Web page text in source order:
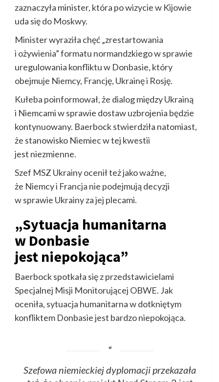
zaznaczyła minister, która po wizycie w Kijowie
uda się do Moskwy.
Minister wyraziła chęć „zrestartowania
i ożywienia” formatu normandzkiego w sprawie
uregulowania konfliktu w Donbasie, który
obejmuje Niemcy, Francję, Ukrainę i Rosję.
Kułeba poinformował, że dialog między Ukrainą
i Niemcami w sprawie dostaw uzbrojenia będzie
kontynuowany. Baerbock stwierdziła natomiast,
że stanowisko Niemiec w tej kwestii
jest niezmienne.
Szef MSZ Ukrainy ocenił też jako ważne,
że Niemcy i Francja nie podejmują decyzji
w sprawie Ukrainy za jej plecami.
„Sytuacja humanitarna
w Donbasie
jest niepokojąca”
Baerbock spotkała się z przedstawicielami
Specjalnej Misji Monitorującej OBWE. Jak
oceniła, sytuacja humanitarna w dotkniętym
konfliktem Donbasie jest bardzo niepokojąca.
Szefowa niemieckiej dyplomacji przekazała